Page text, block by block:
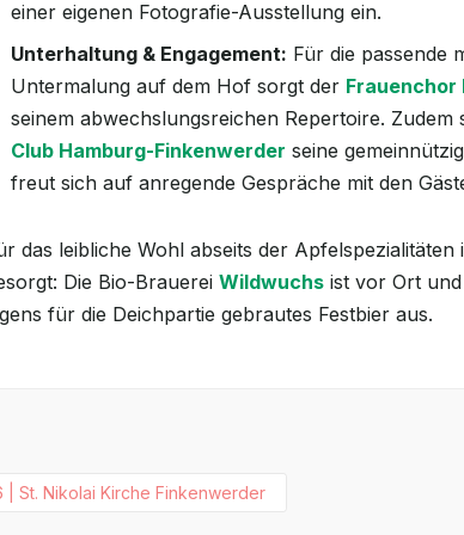
einer eigenen Fotografie-Ausstellung ein.
Unterhaltung & Engagement: Für die passende
Untermalung auf dem Hof sorgt der Frauenchor
seinem abwechslungsreichen Repertoire. Zudem
Club Hamburg-Finkenwerder seine
freut sich auf anregende Gespräche mit den
das leibliche Wohl abseits der Apfelspezialitäten
Die Bio-Brauerei Wildwuchs ist vor Ort
für die Deichpartie gebrautes Festbier aus.
| St. Nikolai Kirche Finkenwerder